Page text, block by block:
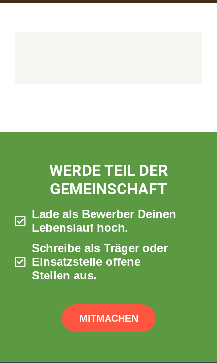
WERDE TEIL DER
GEMEINSCHAFT
Lade als Bewerber Deinen
Lebenslauf hoch.
Schreibe als Träger oder
Einsatzstelle offene
Stellen aus.
MITMACHEN